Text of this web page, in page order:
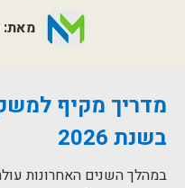
מאת:
מדריך מקיף
בשנת 2026
במהלך השנים האחרונות